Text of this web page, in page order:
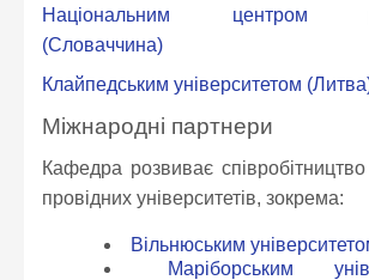
Національним центром
(Словаччина)
Клайпедським університетом
Міжнародні партнери
Кафедра розвиває
провідних університетів, зокрема:
Вільнюським
Маріборським